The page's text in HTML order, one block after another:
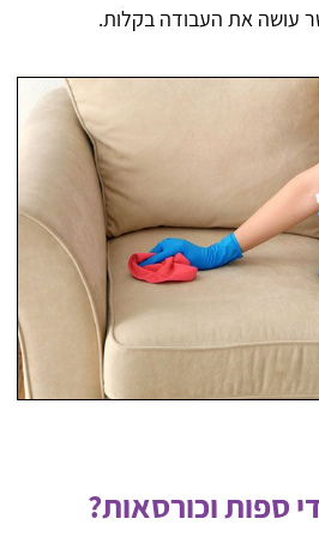
עושה את העבודה בקלות.
ספות וכורסאות?